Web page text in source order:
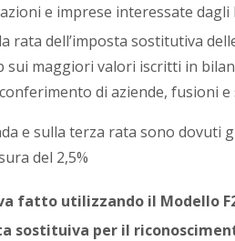
e imprese interessate dagli
rata dell’imposta sostitutiva
sui maggiori valori iscritti in
di aziende, fusioni e
e sulla terza rata sono dovuti
del 2,5%
fatto utilizzando il Modello
sostituiva per il